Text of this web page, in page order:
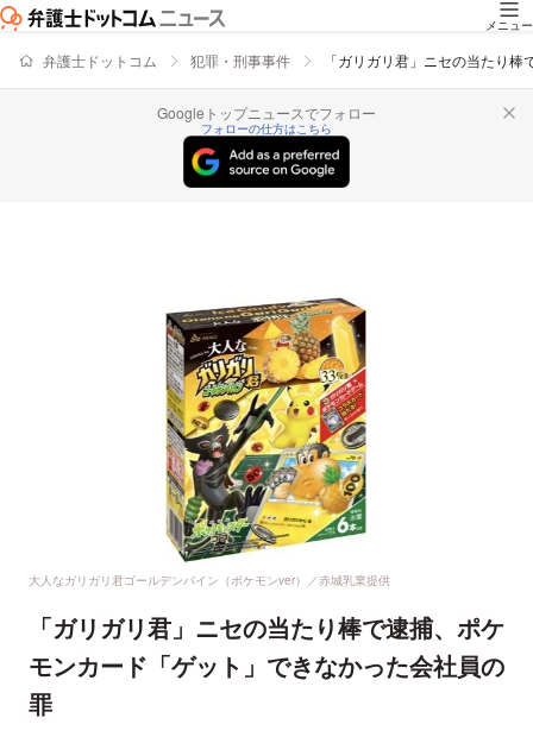
メニュー
弁護士ドットコム 犯罪・刑事事件 「ガリガリ君」ニセの当たり
Googleトップニュースでフォロー
フォローの仕方はこちら
大人なガリガリ君ゴールデンパイン（ポケモンver）／赤城乳業提供
「ガリガリ君」ニセの当たり棒で逮捕、ポケ
モンカード「ゲット」できなかった会社員の
罪